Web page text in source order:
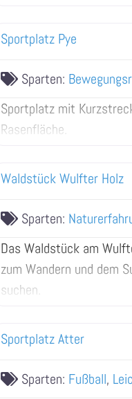
Sportplatz Pye
Sparten:
Sportplatz mit
Rasenfläche.
Waldstück Wulfter Holz
Sparten:
Das Waldstück am
zum Wandern und dem
suchen.
Sportplatz Atter
Sparten: Fußball,